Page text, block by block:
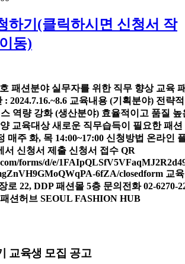
하기(클릭하시면 신청서 작
동)
교육생 모집 공고